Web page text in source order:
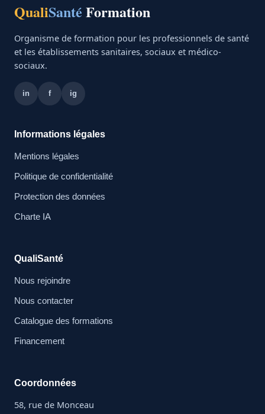
QualiSanté Formation
Organisme de formation pour les professionnels de santé
et les établissements sanitaires, sociaux et médico-
sociaux.
in f ig
Informations légales
Mentions légales
Politique de confidentialité
Protection des données
Charte IA
QualiSanté
Nous rejoindre
Nous contacter
Catalogue des formations
Financement
Coordonnées
58, rue de Monceau